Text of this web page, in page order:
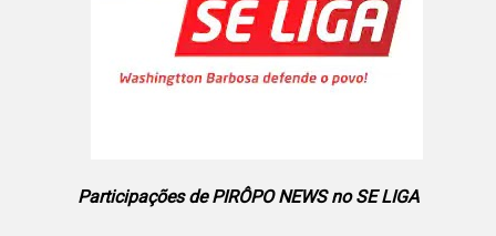
Participações de PIRÔPO NEWS no SE LIGA